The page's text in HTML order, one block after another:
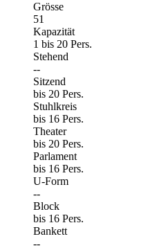
Grösse
51
Kapazität
1 bis 20 Pers.
Stehend
--
Sitzend
bis 20 Pers.
Stuhlkreis
bis 16 Pers.
Theater
bis 20 Pers.
Parlament
bis 16 Pers.
U-Form
--
Block
bis 16 Pers.
Bankett
--